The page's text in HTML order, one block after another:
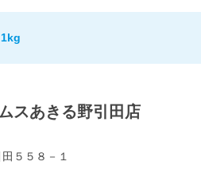
スあきる野引田店
５５８－１